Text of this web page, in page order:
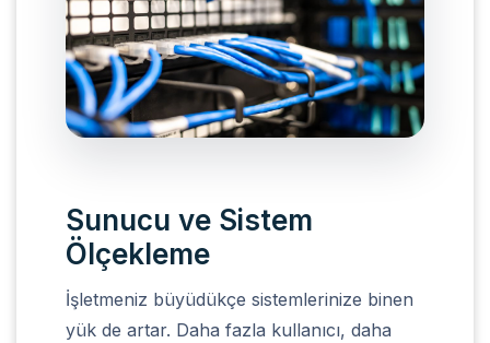
Sunucu ve Sistem
Ölçekleme
Sunucu ve Sistem
Ölçekleme
İşletmeniz büyüdükçe sistemlerinize binen
yük de artar. Daha fazla kullanıcı, daha